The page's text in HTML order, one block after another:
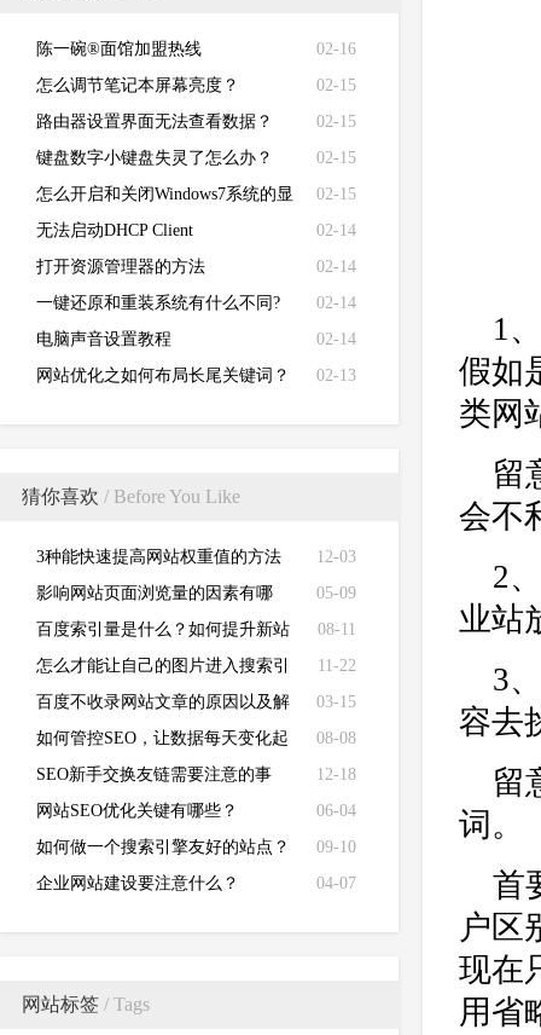
02-16
陈一碗®面馆加盟热线
02-15
怎么调节笔记本屏幕亮度？
02-15
路由器设置界面无法查看数据？
02-15
键盘数字小键盘失灵了怎么办？
02-15
怎么开启和关闭Windows7系统的显
卡硬件加速功能
02-14
无法启动DHCP Client
02-14
打开资源管理器的方法
02-14
一键还原和重装系统有什么不同?
02-14
电脑声音设置教程
02-13
网站优化之如何布局长尾关键词？
猜你喜欢 / Before You Like
12-03
3种能快速提高网站权重值的方法
05-09
影响网站页面浏览量的因素有哪
些？
08-11
百度索引量是什么？如何提升新站
百度索引量？
11-22
怎么才能让自己的图片进入搜索引
擎的图片库中？
03-15
百度不收录网站文章的原因以及解
决办法？
08-08
如何管控SEO，让数据每天变化起
来？
12-18
SEO新手交换友链需要注意的事
情？
06-04
网站SEO优化关键有哪些？
09-10
如何做一个搜索引擎友好的站点？
04-07
企业网站建设要注意什么？
网站标签 / Tags
1
假如
类网
留
会不
2
业站
3
容去
留
词。
首
户区
现在
用省